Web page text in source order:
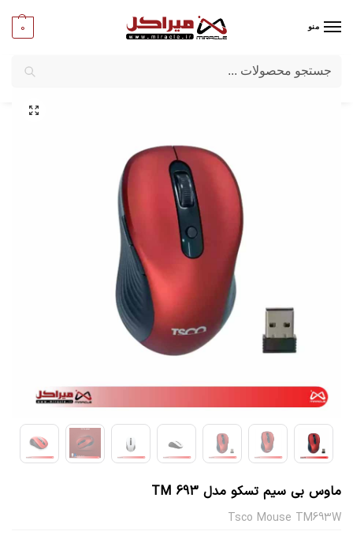
منو 0
میراکل/کامپیوتر/قطعات جانبی
ماوس بی سیم تسکو مدل TM 693
Tsco Mouse TM693W